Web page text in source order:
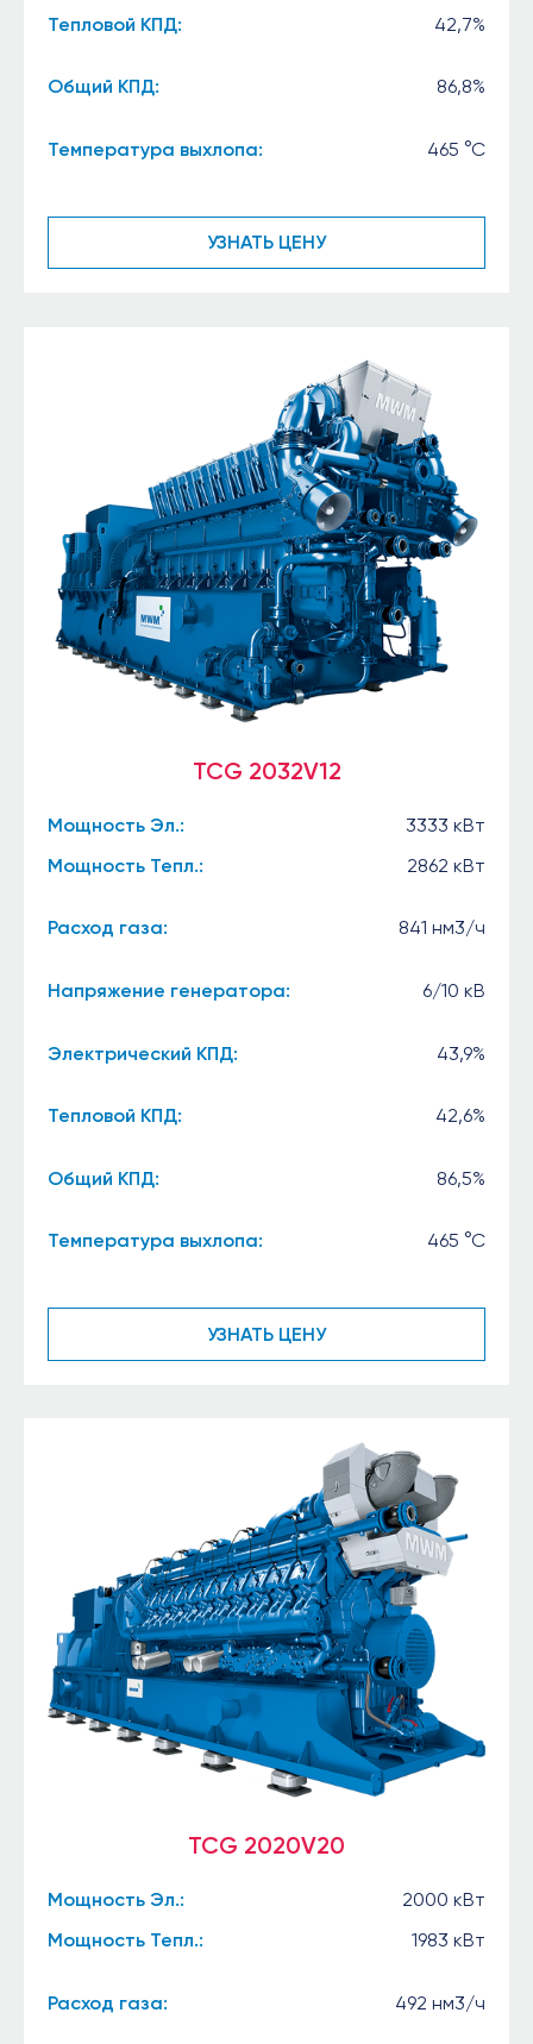
Тепловой КПД: 42,7%
Общий КПД: 86,8%
Температура выхлопа: 465 °C
УЗНАТЬ ЦЕНУ
TCG 2032V12
Мощность Эл.:
3333 кВт
Мощность Тепл.:
2862 кВт
Расход газа: 841 нм3/ч
Напряжение генератора: 6/10 кВ
Электрический КПД: 43,9%
Тепловой КПД: 42,6%
Общий КПД: 86,5%
Температура выхлопа: 465 °C
УЗНАТЬ ЦЕНУ
TCG 2020V20
Мощность Эл.:
2000 кВт
Мощность Тепл.:
1983 кВт
Расход газа: 492 нм3/ч